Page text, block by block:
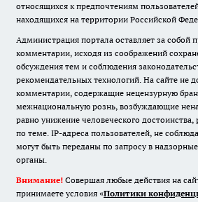
относящихся к предпочтениям
находящихся на территории Российской
Администрация портала оставляет за собой
комментарии, исходя из соображений
обсуждения тем и соблюдения
рекомендательных технологий. На сайте не
комментарии, содержащие нецензурную
межнациональную рознь, возбуждающие
равно унижение человеческого
по теме. IP-адреса пользователей, не
могут быть переданы по запросу в
органы.
Внимание! Совершая любые действия на
принимаете условия «Политики